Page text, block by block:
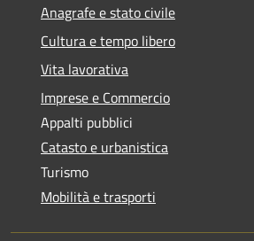
Anagrafe e stato civile
Cultura e tempo libero
Vita lavorativa
Imprese e Commercio
Appalti pubblici
Catasto e urbanistica
Turismo
Mobilità e trasporti